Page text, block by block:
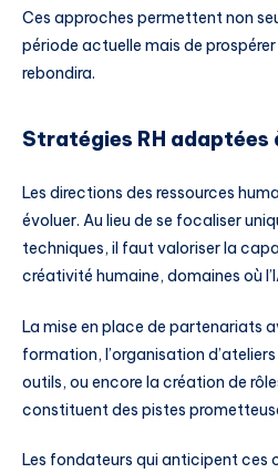
Ces approches permettent non
période actuelle mais de
rebondira.
Stratégies RH adaptées
Les directions des ressources
évoluer. Au lieu de se focaliser
techniques, il faut valoriser la
créativité humaine, domaines où
La mise en place de partenariats
formation, l’organisation
outils, ou encore la création de
constituent des pistes
Les fondateurs qui anticipent ces